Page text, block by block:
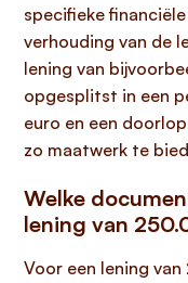
specifieke
verhouding van de
lening van
opgesplitst in een
euro en een
zo maatwerk te
Welke
lening van
Voor een lening van